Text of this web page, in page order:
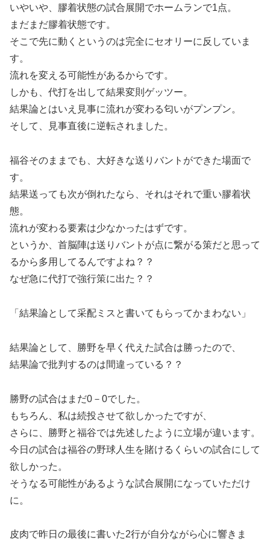
いやいや、膠着状態の試合展開でホームランで1点。
まだまだ膠着状態です。
そこで先に動くというのは完全にセオリーに反していま
す。
流れを変える可能性があるからです。
しかも、代打を出して結果変則ゲッツー。
結果論とはいえ見事に流れが変わる匂いがプンプン。
そして、見事直後に逆転されました。
福谷そのままでも、大好きな送りバントができた場面で
す。
結果送っても次が倒れたなら、それはそれで重い膠着状
態。
流れが変わる要素は少なかったはずです。
というか、首脳陣は送りバントが点に繋がる策だと思って
るから多用してるんですよね？？
なぜ急に代打で強行策に出た？？
「結果論として采配ミスと書いてもらってかまわない」
結果論として、勝野を早く代えた試合は勝ったので、
結果論で批判するのは間違っている？？
勝野の試合はまだ0－0でした。
もちろん、私は続投させて欲しかったですが、
さらに、勝野と福谷では先述したように立場が違います。
今日の試合は福谷の野球人生を賭けるくらいの試合にして
欲しかった。
そうなる可能性があるような試合展開になっていただけ
に。
皮肉で昨日の最後に書いた2行が自分ながら心に響きま